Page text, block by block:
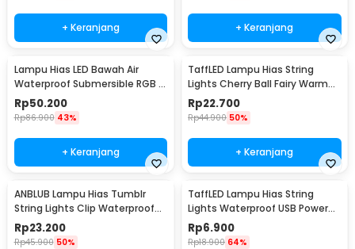
+ Keranjang + Keranjang
Lampu Hias LED Bawah Air
Waterproof Submersible RGB 2
PCS with Remote - 13017
Rp50.200
Rp86.900 43%
+ Keranjang
TaffLED Lampu Hias String
Lights Cherry Ball Fairy Warm
White 5M - LY20W
Rp22.700
Rp44.900 50%
+ Keranjang
ANBLUB Lampu Hias Tumblr
String Lights Clip Waterproof
20 LED 2M - 0606
Rp23.200
Rp45.900 50%
TaffLED Lampu Hias String
Lights Waterproof USB Power
50 LED 5M - SZ
Rp6.900
Rp18.900 64%